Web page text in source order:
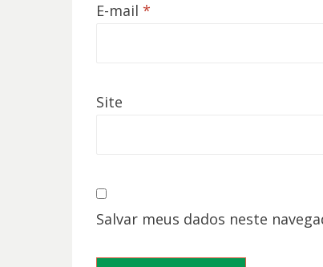
E-mail *
Site
Salvar meus dados neste